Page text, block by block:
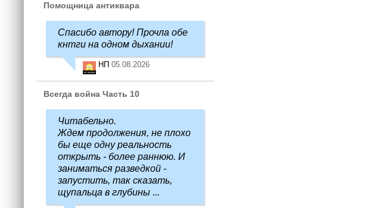
Помощница антиквара
Спасибо автору! Прочла обе
кнтги на одном дыхании!
НП 05.08.2026
Всегда война Часть 10
Читабельно.
Ждем продолжения, не плохо
бы еще одну реальность
открыть - более раннюю. И
заниматься разведкой -
запустить, так сказать,
щупальца в глубины ...